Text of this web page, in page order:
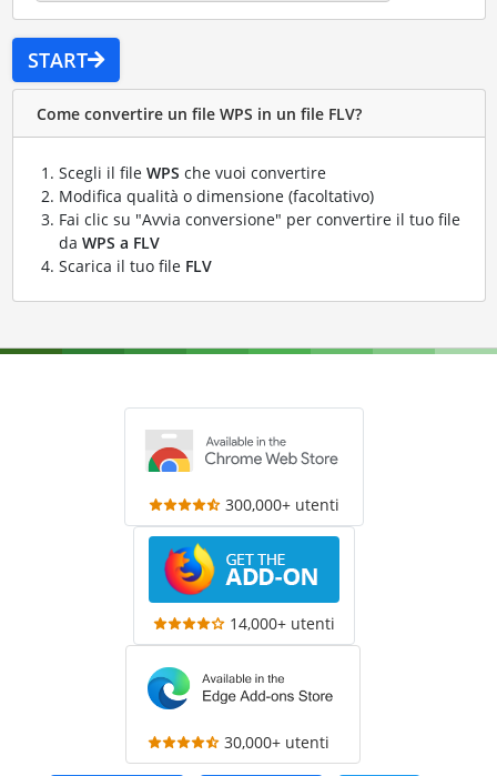
START
Come convertire un file WPS in un file FLV?
Scegli il file WPS che vuoi convertire
Modifica qualità o dimensione (facoltativo)
Fai clic su "Avvia conversione" per convertire il tuo file
da WPS a FLV
Scarica il tuo file FLV
300,000+ utenti
14,000+ utenti
30,000+ utenti